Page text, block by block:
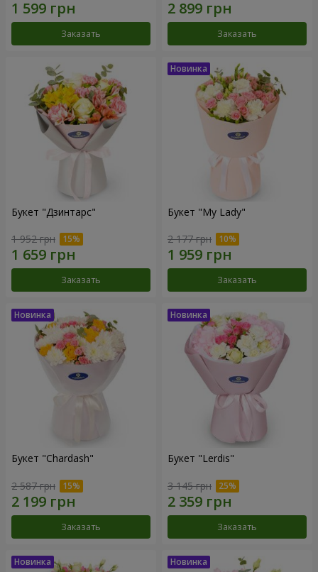
Заказать Заказать
Букет "Дзинтарс"
1 952 грн
Заказать
Букет "My Lady"
2 177 грн
Заказать
Букет "Chardash"
2 587 грн
Заказать
Букет "Lerdis"
3 145 грн
Заказать